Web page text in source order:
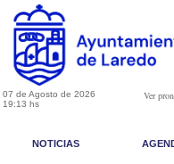
07 de Agosto de 2026
19:13 hs
Ver
NOTICIAS